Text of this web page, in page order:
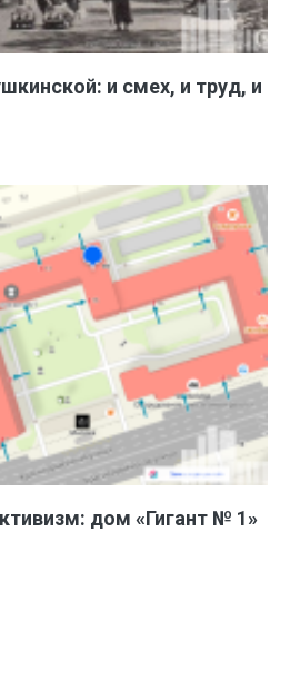
и смех, и труд, и
дом «Гигант № 1»